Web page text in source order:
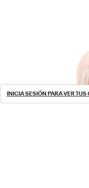
INICIA SESIÓN PARA VER TUS